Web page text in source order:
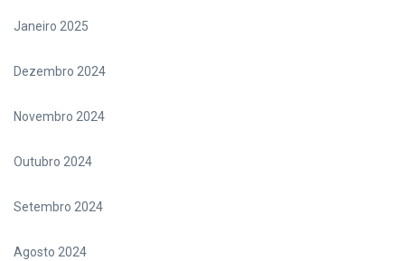
Janeiro 2025
Dezembro 2024
Novembro 2024
Outubro 2024
Setembro 2024
Agosto 2024